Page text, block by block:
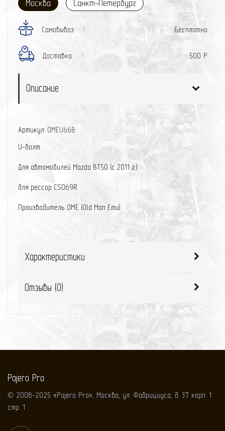
Москва Санкт-Петербург
Самовывоз ? Бесплатно
Доставка ? 500 Р
Описание
Артикул: OMEU66B
U-болт
Для автомобилей Mazda BT50 (с 2011 г.)
для рессор CS069R
Производитель OME (Old Man Emu)
Характеристики
Отзывы (0)
Pajero Pro
© 2008-2025 «Pajero Pro», Москва, ул. Фабрициуса, д. 37 корп. 1
стр. 1